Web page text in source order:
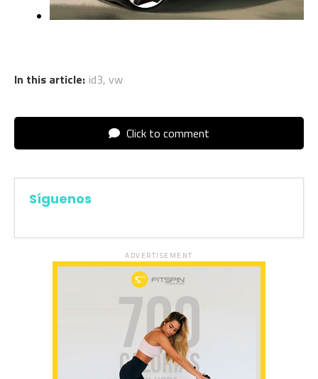
In this article: id3, vw
Click to comment
Síguenos
ADVERTISEMENT